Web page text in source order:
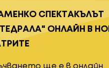
СПЕКТАКЪЛЪТ
ОНЛАЙН В